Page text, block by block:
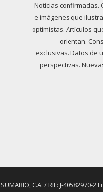
Noticias confirmadas.
e imágenes que
optimistas. Artículos
orientan.
exclusivas. Datos de
perspectivas.
C.A. / RIF: J-40582970-2